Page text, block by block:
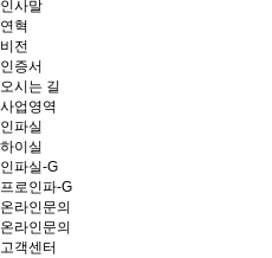
인사말
연혁
비전
인증서
오시는 길
사업영역
인파실
하이실
인파실-G
프로인파-G
온라인문의
온라인문의
고객센터